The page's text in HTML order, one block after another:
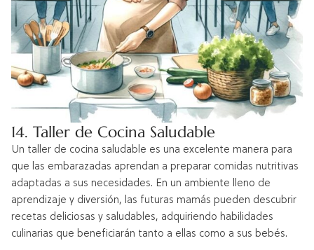
14. Taller de Cocina Saludable
Un taller de cocina saludable es una excelente manera para
que las embarazadas aprendan a preparar comidas nutritivas
adaptadas a sus necesidades. En un ambiente lleno de
aprendizaje y diversión, las futuras mamás pueden descubrir
recetas deliciosas y saludables, adquiriendo habilidades
culinarias que beneficiarán tanto a ellas como a sus bebés.